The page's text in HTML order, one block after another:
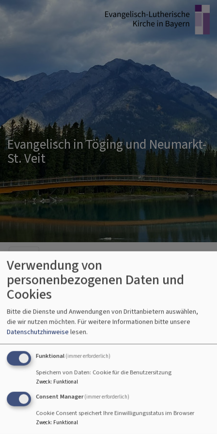
Direkt
Evangelisch in Töging und Neumarkt-
St. Veit
Hauptnavigation
Startseite Treffpunkte
Treffpunkte
Termine & Treffpunkte
Das Leben in der Gemeinde ist lebendig.
Neben den regelmäßigen Gottesdiensten
Verwendung von
personenbezogenen Daten und
Cookies
Bitte die Dienste und Anwendungen von Drittanbietern auswählen,
die wir nutzen möchten. Für weitere Informationen bitte unsere
Datenschutzhinweise lesen.
Funktional (immer erforderlich)
Speichern von Daten: Cookie für die Benutzersitzung
Zweck: Funktional
Consent Manager (immer erforderlich)
Cookie Consent speichert Ihre Einwilligungsstatus im Browser
Zweck: Funktional